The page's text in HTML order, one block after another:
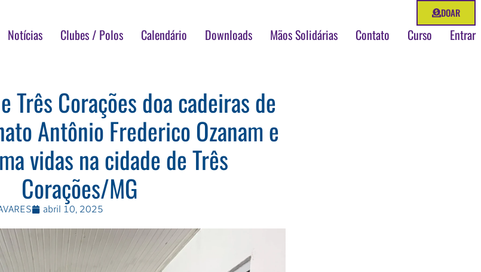
DOAR
Notícias Clubes / Polos Calendário Downloads Mãos Solidárias Contato Curso Entrar
Três Corações doa cadeiras de
Antônio Frederico Ozanam e
vidas na cidade de Três
Corações/MG
abril 10, 2025